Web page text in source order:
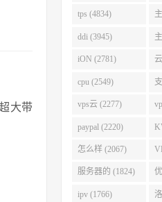
tps (4834)
ddi (3945)
iON (2781)
cpu (2549)
vps云 (2277)
paypal (2220)
怎么样 (2067)
服务器的 (1824)
ipv (1766)